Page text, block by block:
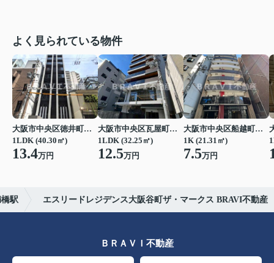
よく見られている物件
大阪市中央区徳井町２丁目
1LDK (40.30㎡)
13.4万円
大阪市中央区瓦屋町１丁目
1LDK (32.25㎡)
12.5万円
大阪市中央区船越町２丁目
1K (21.31㎡)
7.5万円
駅 エスリードレジデンス大阪谷町ザ・マークス BRAVI不動産
ＢＲＡＶＩ不動産